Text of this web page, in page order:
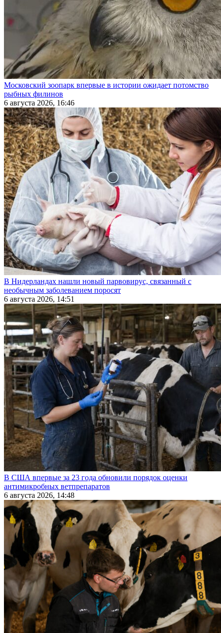
Московский зоопарк впервые в истории ожидает потомство
рыбных филинов
6 августа 2026, 16:46
В Нидерландах нашли новый парвовирус, связанный с
необычным заболеванием поросят
6 августа 2026, 14:51
В США впервые за 23 года обновили порядок оценки
антимикробных ветпрепаратов
6 августа 2026, 14:48